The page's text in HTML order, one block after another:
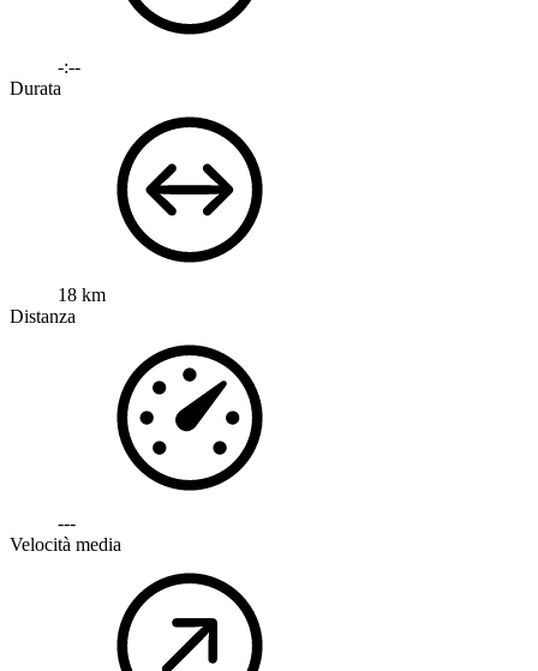
-:--
Durata
18 km
Distanza
---
Velocità media